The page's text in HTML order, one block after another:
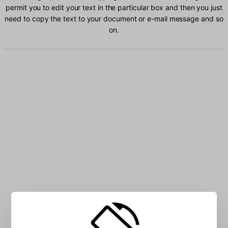
permit you to edit your text in the particular box and then you just
need to copy the text to your document or e-mail message and so
on.
Type Hausa characters into the box: